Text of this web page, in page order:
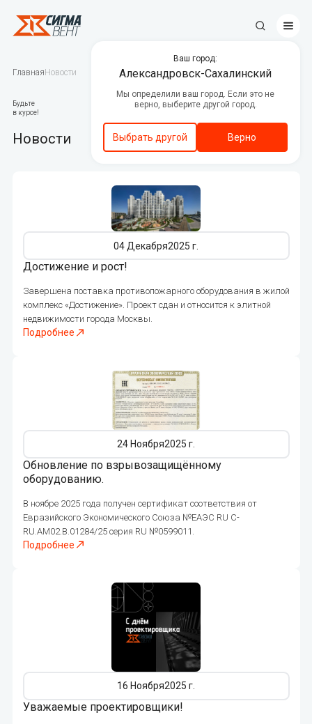
Противопожарные клапаны
Центральные кондиционеры
Канальное вентиляционное
оборудование
Вентиляторы дымоудаления и
Люки дымоудаления
Автоматика
Декоративные решетки
Ваш город:
Александровск-Сахалинский
Мы определили ваш город. Если это не
верно, выберите другой город.
Выбрать другой Верно
Главная Новости
Будьте
в курсе!
Новости
255
Достижение и рост!
Завершена поставка противопожарного оборудования в жилой
комплекс «Достижение». Проект сдан и относится к элитной
недвижимости города Москвы.
Подробнее
04 Декабря2025 г.
253
Обновление по взрывозащищённому
оборудованию.
В ноябре 2025 года получен сертификат соответствия от
Евразийского Экономического Союза №ЕАЭС RU C-
RU.AM02.B.01284/25 серия RU №0599011.
Подробнее
24 Ноября2025 г.
239
Уважаемые проектировщики!
16 Ноября2025 г.